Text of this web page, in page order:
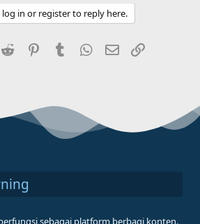
log in or register to reply here.
(Twitter)
Reddit PinterestTumblr WhatsApp
Email
sebagai platform berbagi konten.